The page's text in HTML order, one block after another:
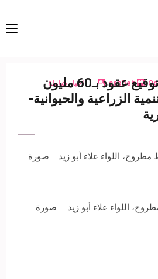
sabbeh اخبار شاملة
محافظ مطروح: توقيع عقود بـ60 مليون
الزراعية والحيوانية-
اللواء علاء أبو زيد – صورة